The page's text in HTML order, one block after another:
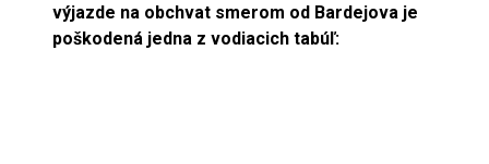
výjazde na obchvat smerom od Bardejova je
poškodená jedna z vodiacich tabúľ: